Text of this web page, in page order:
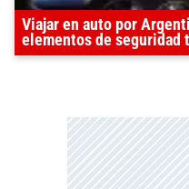
Viajar en auto por
elementos de seguridad